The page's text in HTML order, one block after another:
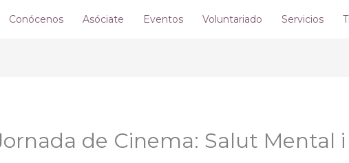
Conócenos Asóciate Eventos Voluntariado Servicios
de Cinema: Salut Mental i